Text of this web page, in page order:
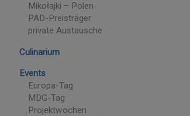
Mikołajki – Polen
PAD-Preisträger
private Austausche
Culinarium
Events
Europa-Tag
MDG-Tag
Projektwochen